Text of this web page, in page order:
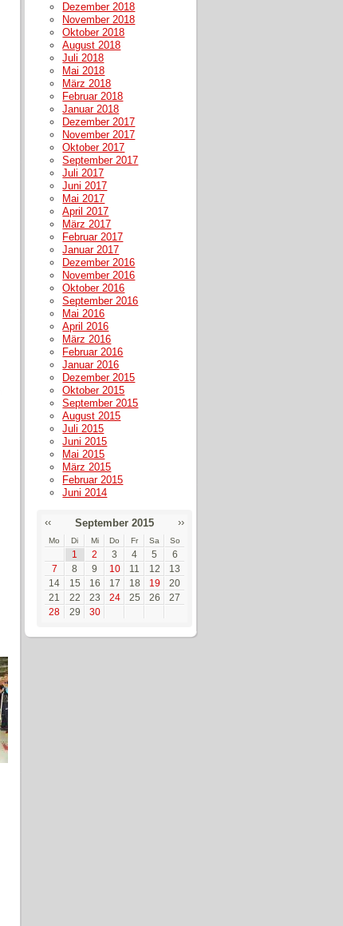
Dezember 2018
November 2018
Oktober 2018
August 2018
Juli 2018
Mai 2018
März 2018
Februar 2018
Januar 2018
Dezember 2017
November 2017
Oktober 2017
September 2017
Juli 2017
Juni 2017
Mai 2017
April 2017
März 2017
Februar 2017
Januar 2017
Dezember 2016
November 2016
Oktober 2016
September 2016
Mai 2016
April 2016
März 2016
Februar 2016
Januar 2016
Dezember 2015
Oktober 2015
September 2015
August 2015
Juli 2015
Juni 2015
Mai 2015
März 2015
Februar 2015
Juni 2014
‹‹ ››
September 2015
Mo Di Mi Do Fr Sa So
1 2 3 4 5
6
7
8 9 10 11 12
13
14
15 16 17 18 19
20
21
22 23 24 25 26
27
28
29 30